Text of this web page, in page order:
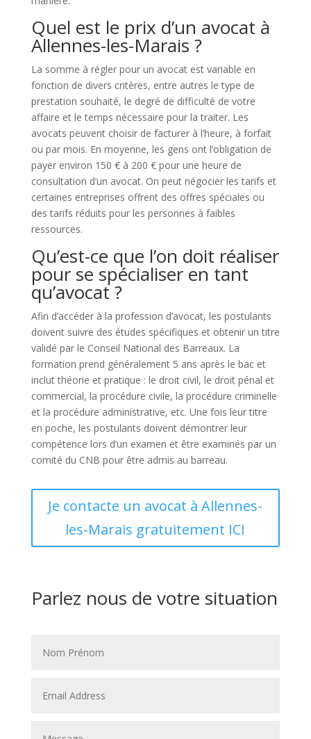
Quel est le prix d’un avocat à
Allennes-les-Marais ?
La somme à régler pour un avocat est variable en
fonction de divers critères, entre autres le type de
prestation souhaité, le degré de difficulté de votre
affaire et le temps nécessaire pour la traiter. Les
avocats peuvent choisir de facturer à l’heure, à forfait
ou par mois. En moyenne, les gens ont l’obligation de
payer environ 150 € à 200 € pour une heure de
consultation d’un avocat. On peut négocier les tarifs et
certaines entreprises offrent des offres spéciales ou
des tarifs réduits pour les personnes à faibles
ressources.
Qu’est-ce que l’on doit réaliser
pour se spécialiser en tant
qu’avocat ?
Afin d’accéder à la profession d’avocat, les postulants
doivent suivre des études spécifiques et obtenir un titre
validé par le Conseil National des Barreaux. La
formation prend généralement 5 ans après le bac et
inclut théorie et pratique : le droit civil, le droit pénal et
commercial, la procédure civile, la procédure criminelle
et la procédure administrative, etc. Une fois leur titre
en poche, les postulants doivent démontrer leur
compétence lors d’un examen et être examinés par un
comité du CNB pour être admis au barreau.
Je contacte un avocat à Allennes-
les-Marais gratuitement ICI
Parlez nous de votre situation